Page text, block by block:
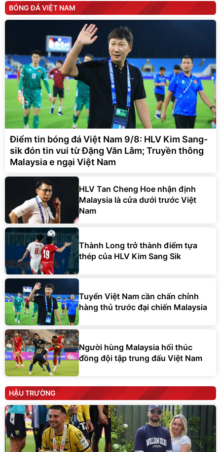
BÓNG ĐÁ VIỆT NAM
Điểm tin bóng đá Việt Nam 9/8: HLV Kim Sang-
sik đón tin vui từ Đặng Văn Lâm; Truyền thông
Malaysia e ngại Việt Nam
HLV Tan Cheng Hoe nhận định
Malaysia là cửa dưới trước Việt
Nam
Thành Long trở thành điểm tựa
thép của HLV Kim Sang Sik
Tuyển Việt Nam cần chấn chỉnh
hàng thủ trước đại chiến Malaysia
Người hùng Malaysia hối thúc
đồng đội tập trung đấu Việt Nam
HẬU TRƯỜNG